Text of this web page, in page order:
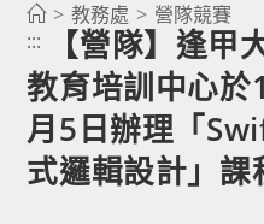
> 教務處 > 營隊競賽
:::
【營隊】逢
教育培訓中心
月5日辦理「
式邏輯設計」課